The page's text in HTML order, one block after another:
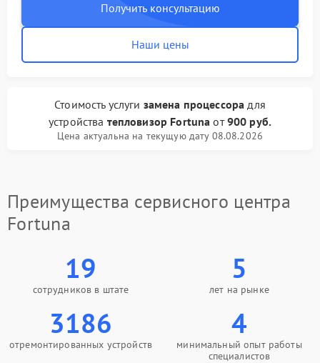
Получить консультацию
Наши цены
Стоимость услуги замена процессора для
устройства тепловизор Fortuna от900 руб.
Цена актуальна на текущую дату 08.08.2026
Преимущества сервисного центра
Fortuna
19
сотрудников в штате
5
лет на рынке
3186
отремонтированных устройств
4
минимальный опыт работы
специалистов